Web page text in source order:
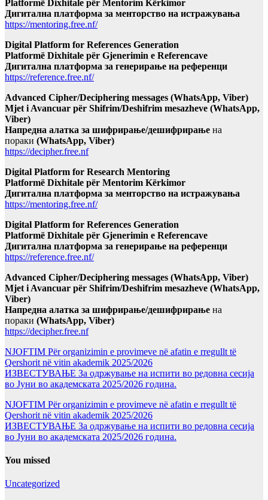
Platformë Dixhitale për Mentorim Kërkimor
Дигитална платформа за менторство на истражувања
https://mentoring.free.nf/
Digital Platform for References Generation
Platformë Dixhitale për Gjenerimin e Referencave
Дигитална платформа за генерирање на референци
https://reference.free.nf/
Advanced Cipher/Deciphering messages (WhatsApp, Viber)
Mjet i Avancuar për Shifrim/Deshifrim mesazheve (WhatsApp,
Viber)
Напредна алатка за шифрирање/дешифрирање на
пораки (WhatsApp, Viber)
https://decipher.free.nf
Digital Platform for Research Mentoring
Platformë Dixhitale për Mentorim Kërkimor
Дигитална платформа за менторство на истражувања
https://mentoring.free.nf/
Digital Platform for References Generation
Platformë Dixhitale për Gjenerimin e Referencave
Дигитална платформа за генерирање на референци
https://reference.free.nf/
Advanced Cipher/Deciphering messages (WhatsApp, Viber)
Mjet i Avancuar për Shifrim/Deshifrim mesazheve (WhatsApp,
Viber)
Напредна алатка за шифрирање/дешифрирање на
пораки (WhatsApp, Viber)
https://decipher.free.nf
NJOFTIM Për organizimin e provimeve në afatin e rregullt të
Qershorit në vitin akademik 2025/2026
ИЗВЕСТУВАЊЕ За одржување на испити во редовна сесија
во Јуни во академската 2025/2026 година.
NJOFTIM Për organizimin e provimeve në afatin e rregullt të
Qershorit në vitin akademik 2025/2026
ИЗВЕСТУВАЊЕ За одржување на испити во редовна сесија
во Јуни во академската 2025/2026 година.
You missed
Uncategorized